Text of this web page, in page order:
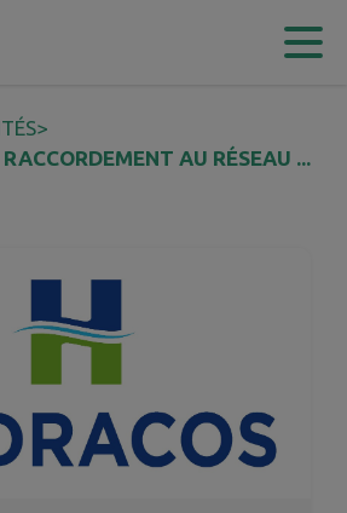
>
AU RÉSEAU ...